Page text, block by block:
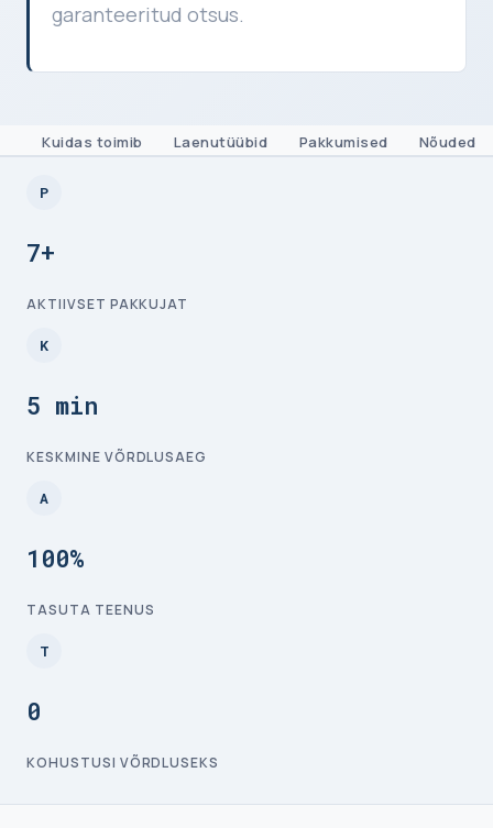
garanteeritud otsus.
Kuidas toimib Laenutüübid Pakkumised Nõuded
P
7+
AKTIIVSET PAKKUJAT
K
5 min
KESKMINE VÕRDLUSAEG
A
100%
TASUTA TEENUS
T
0
KOHUSTUSI VÕRDLUSEKS